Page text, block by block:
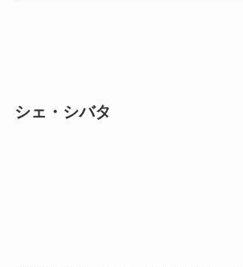
シェ・シバタ